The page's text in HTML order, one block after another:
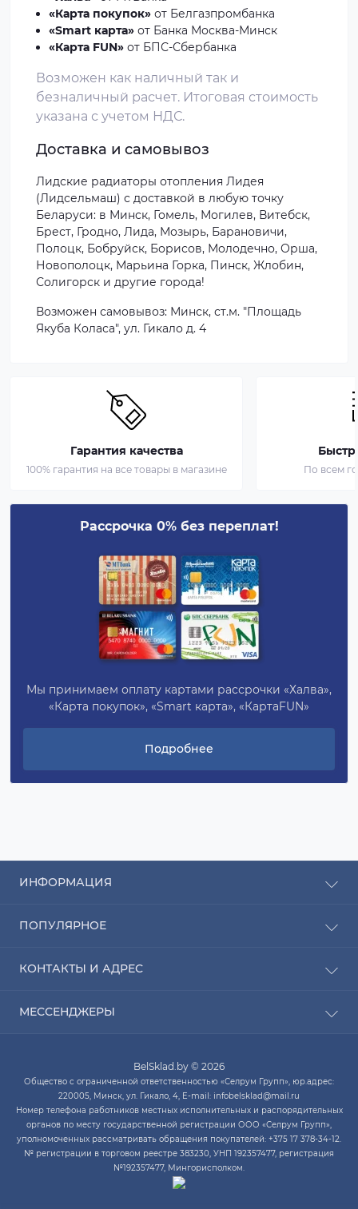
«Карта покупок» от Белгазпромбанка
«Smart карта» от Банка Москва-Минск
«Карта FUN» от БПС-Сбербанка
Возможен как наличный так и
безналичный расчет. Итоговая стоимость
указана с учетом НДС.
Доставка и самовывоз
Лидские радиаторы отопления Лидея
(Лидсельмаш) с доставкой в любую точку
Беларуси: в Минск, Гомель, Могилев, Витебск,
Брест, Гродно, Лида, Мозырь, Барановичи,
Полоцк, Бобруйск, Борисов, Молодечно, Орша,
Новополоцк, Марьина Горка, Пинск, Жлобин,
Солигорск и другие города!
Возможен самовывоз: Минск, ст.м. "Площадь
Якуба Коласа", ул. Гикало д. 4
Гарантия качества
100% гарантия на все товары в магазине По всем
Рассрочка 0% без переплат!
Мы принимаем оплату картами рассрочки «Халва»,
«Карта покупок», «Smart карта», «КартаFUN»
Подробнее
ИНФОРМАЦИЯ
Оплата
О компании
Карта сайта
ПОПУЛЯРНОЕ
Насосы для воды
Котлы отопления
КОНТАКТЫ И АДРЕС
до 14:00
ПН-ЧТ с 9:00 до 20:00
ПТ с 9:00 до 19:00
СБ с 10:00 до 14:00
МЕССЕНДЖЕРЫ
WhatsApp
Skype
BelSklad.by © 2026
Общество с ограниченной ответственностью «Селрум Групп», юр.адрес:
220005, Минск, ул. Гикало, 4, E-mail: infobelsklad@mail.ru
Номер телефона работников местных исполнительных и распорядительных
органов по месту государственной регистрации ООО «Селрум Групп»,
уполномоченных рассматривать обращения покупателей: +375 17 378-34-12.
№ регистрации в торговом реестре 383230, УНП 192357477, регистрация
№192357477, Мингорисполком.